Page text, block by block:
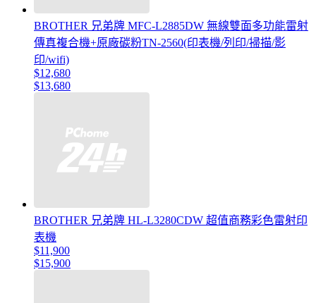
BROTHER 兄弟牌 MFC-L2885DW 無線雙面多功能雷射
傳真複合機+原廠碳粉TN-2560(印表機/列印/掃描/影
印/wifi)
$12,680
$13,680
BROTHER 兄弟牌 HL-L3280CDW 超值商務彩色雷射印
表機
$11,900
$15,900